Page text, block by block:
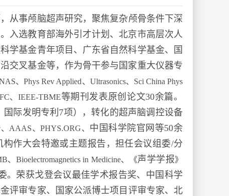
从事颅脑超声研究，聚焦复杂颅骨条件下深
入选教育部海外引才计划、北京市高层次人
学基金青年项目、广东省自然科学基金、国
交叉基金等，作为骨干参与国家重大仪器专
、Phys Rev Applied、Ultrasonics、Sci China Phys
、IEEE-TBME等期刊发表原创论文30余篇。
国际发明专利 7项），转化的超声脑调控设备
、AAAS、PHYS.ORG、 中国科学院官网等50余
作大会特邀或主题报告，担任会议组委/分
、 Bioelectromagnetics in Medicine、 《声学学报》
。荣获戈登会议最佳学术报告奖、中国科学
评审专家、国家公派博士项目评审专家、北